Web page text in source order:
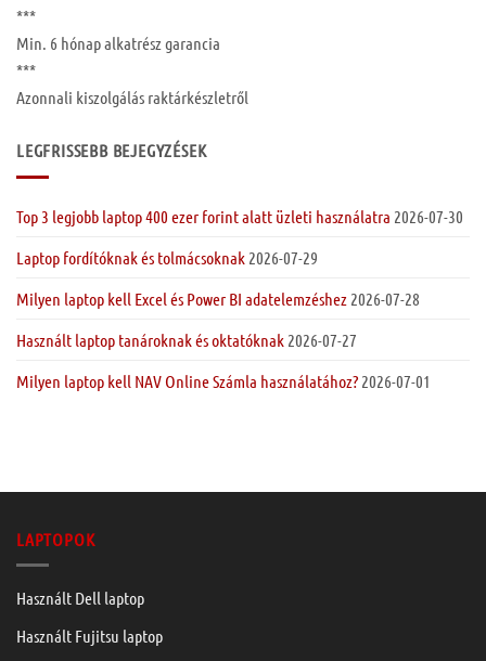
***
Min. 6 hónapalkatrész garancia
***
Azonnali kiszolgálás raktárkészletről
LEGFRISSEBB BEJEGYZÉSEK
Top 3 legjobb laptop 400 ezer forint alatt üzleti használatra 2026-07-30
Laptop fordítóknak és tolmácsoknak 2026-07-29
Milyen laptop kell Excel és Power BI adatelemzéshez 2026-07-28
Használt laptop tanároknak és oktatóknak 2026-07-27
Milyen laptop kell NAV Online Számla használatához? 2026-07-01
LAPTOPOK
Használt Dell laptop
Használt Fujitsu laptop